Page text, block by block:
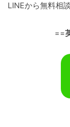
LINEから無料相
==